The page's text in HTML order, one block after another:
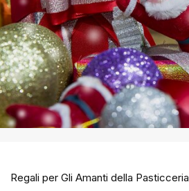
Regali per Gli Amanti della Pasticceria